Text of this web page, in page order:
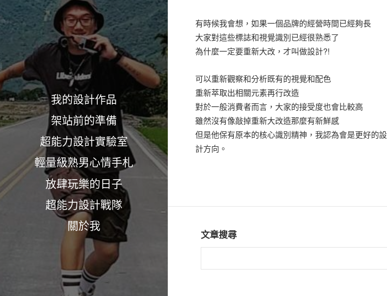
我的設計作品
架站前的準備
超能力設計實驗室
輕量級熟男心情手札
放肆玩樂的日子
超能力設計戰隊
關於我
有時候我會想，如果一個品牌的經營時間已經夠長
大家對這些標誌和視覺識別已經很熟悉了
為什麼一定要重新大改，才叫做設計?!
可以重新觀察和分析既有的視覺和配色
重新萃取出相關元素再行改造
對於一般消費者而言，大家的接受度也會比較高
雖然沒有像敲掉重新大改造那麼有新鮮感
但是他保有原本的核心識別精神，我認為會是更好的設
計方向。
文章搜尋